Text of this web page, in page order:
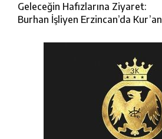
Geleceğin Hafızlarına Ziyaret:
Burhan İşliyen Erzincan’da Kur’an